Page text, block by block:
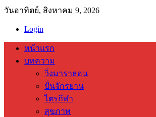
วันอาทิตย์, สิงหาคม 9, 2026
Login
หน้าแรก
บทความ
วิ่งมาราธอน
ปั่นจักรยาน
ไตรกีฬา
สุขภาพ